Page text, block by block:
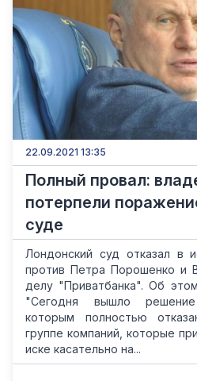
22.09.2021 13:35
Полный провал:
потерпели
суде
Лондонский суд отказал в
против Петра Порошенко и
делу "Приватбанка". Об
"Сегодня вышло
которым полностью
группе компаний, которые
иске касательно на...